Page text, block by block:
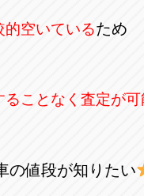
オートフ
059-331-
起3丁目1番3
的空いているため
ることなく査定が
の値段が知りたい